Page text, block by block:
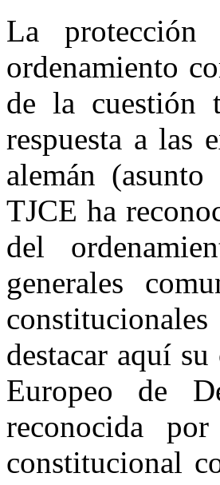
La protección
ordenamiento
de la cuestión
respuesta a las
alemán (asunto
TJCE ha
del
generales
destacar aquí
Europeo de
reconocida
constitucional